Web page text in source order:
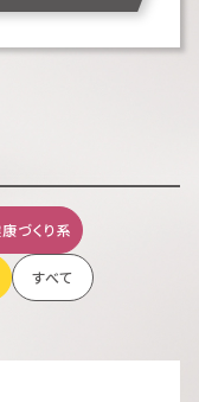
づくり系
すべて